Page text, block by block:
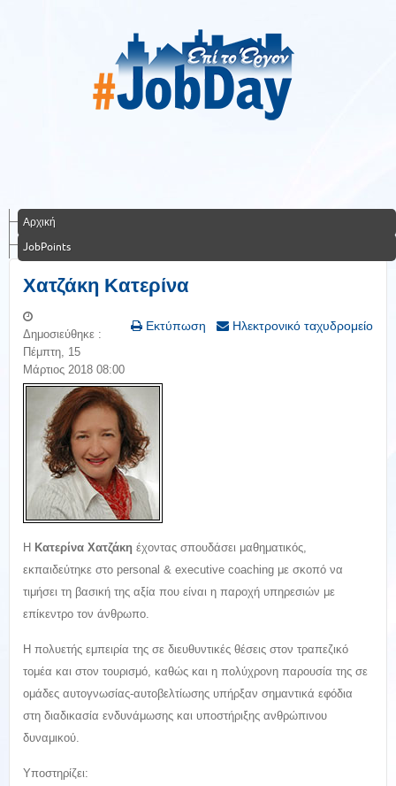
Αρχική
JobPoints
Χατζάκη Κατερίνα
Εκτύπωση Ηλεκτρονικό ταχυδρομείο
Δημοσιεύθηκε :
Πέμπτη, 15
Μάρτιος 2018 08:00
Η Κατερίνα Χατζάκη έχοντας σπουδάσει μαθηματικός,
εκπαιδεύτηκε στο personal & executive coaching με σκοπό να
τιμήσει τη βασική της αξία που είναι η παροχή υπηρεσιών με
επίκεντρο τον άνθρωπο.
Η πολυετής εμπειρία της σε διευθυντικές θέσεις στον τραπεζικό
τομέα και στον τουρισμό, καθώς και η πολύχρονη παρουσία της σε
ομάδες αυτογνωσίας-αυτοβελτίωσης υπήρξαν σημαντικά εφόδια
στη διαδικασία ενδυνάμωσης και υποστήριξης ανθρώπινου
δυναμικού.
Υποστηρίζει: